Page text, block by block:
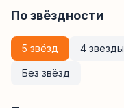
По звёздности
5 звёзд 4 звезды
Без звёзд